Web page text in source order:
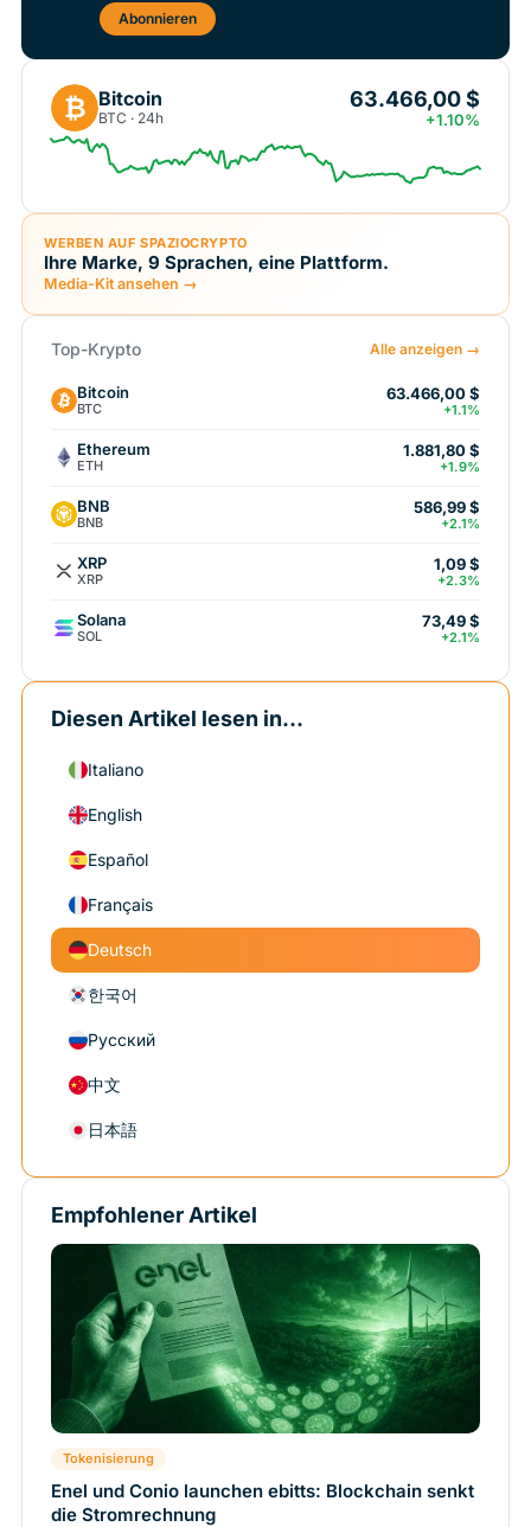
Abonnieren
₿ Bitcoin
BTC · 24h
63.466,00 $
+1.10%
WERBEN AUF SPAZIOCRYPTO
Ihre Marke, 9 Sprachen, eine Plattform.
Media-Kit ansehen →
Top-Krypto Alle anzeigen →
Bitcoin
BTC
63.466,00 $
+1.1%
Ethereum
ETH
1.881,80 $
+1.9%
BNB
BNB
586,99 $
+2.1%
XRP
XRP
1,09 $
+2.3%
Solana
SOL
73,49 $
+2.1%
Diesen Artikel lesen in...
Italiano
English
Español
Français
Deutsch
한국어
Русский
中文
日本語
Empfohlener Artikel
Tokenisierung
Enel und Conio launchen ebitts: Blockchain senkt
die Stromrechnung